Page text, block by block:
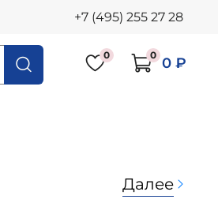
+7 (495) 255 27 28
0 0 0 ₽
Далее